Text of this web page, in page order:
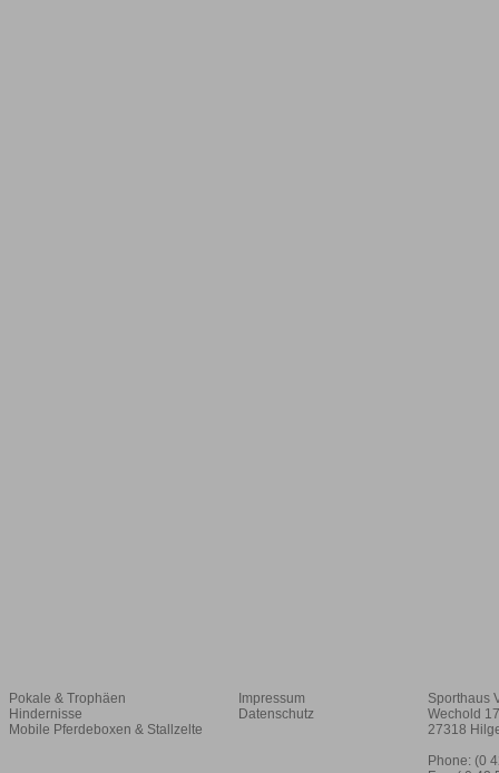
Pokale & Trophäen
Hindernisse
Mobile Pferdeboxen & Stallzelte
Impressum
Datenschutz
Sporthaus
Wechold
27318
Phone: (0